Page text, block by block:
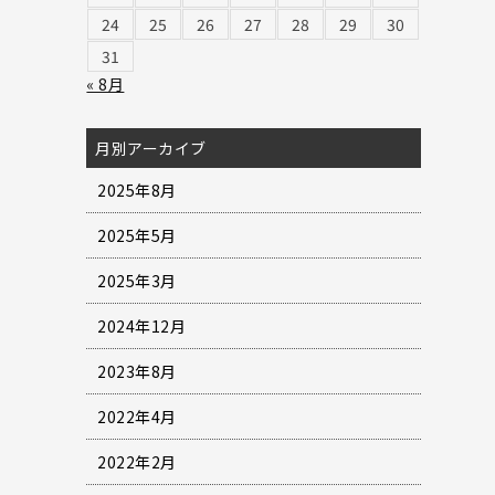
24
25 26 27 28 29
30
31
« 8月
月別アーカイブ
2025年8月
2025年5月
2025年3月
2024年12月
2023年8月
2022年4月
2022年2月